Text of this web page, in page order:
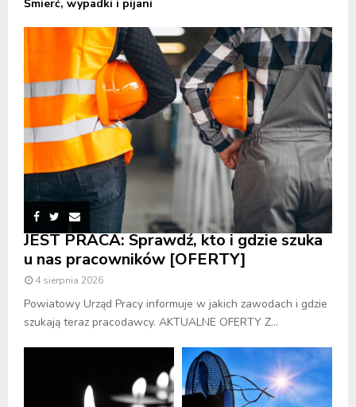
Śmierć, wypadki i pijani
JEST PRACA: Sprawdź, kto i gdzie szuka
u nas pracowników [OFERTY]
4 sierpnia 2026
Powiatowy Urząd Pracy informuje w jakich zawodach i gdzie
szukają teraz pracodawcy. AKTUALNE OFERTY Z...